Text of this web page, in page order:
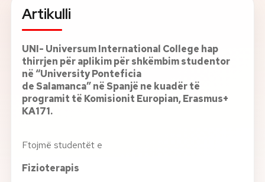
Fuqizuar nga ASU
Rreth nesh
Lajme
Kontakti
EN
AL
Artikulli
UNI- Universum International College hap
thirrjen për aplikim për shkëmbim studentor
në “University Ponteficia
de Salamanca” në Spanjë ne kuadër të
programit të Komisionit Europian, Erasmus+
KA171.
Ftojmë studentët e
Fizioterapis